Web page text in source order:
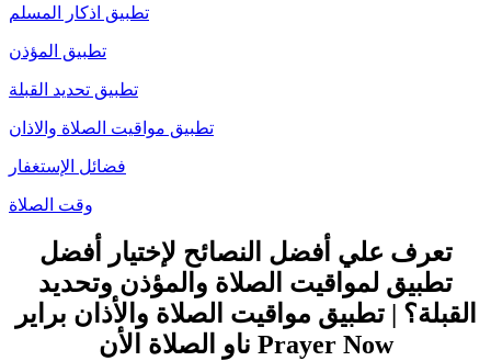
تطبيق اذكار المسلم
تطبيق المؤذن
تطبيق تحديد القبلة
تطبيق مواقيت الصلاة والاذان
فضائل الإستغفار
وقت الصلاة
تعرف علي أفضل النصائح لإختيار أفضل
تطبيق لمواقيت الصلاة والمؤذن وتحديد
القبلة؟ | تطبيق مواقيت الصلاة والأذان براير
ناو الصلاة الأن Prayer Now